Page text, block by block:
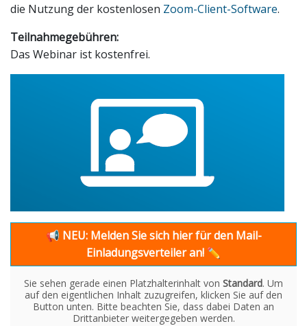
die Nutzung der kostenlosen Zoom-Client-Software.
Teilnahmegebühren:
Das Webinar ist kostenfrei.
📢 NEU: Melden Sie sich hier für den Mail-
Einladungsverteiler an! ✏
Sie sehen gerade einen Platzhalterinhalt von Standard. Um
auf den eigentlichen Inhalt zuzugreifen, klicken Sie auf den
Button unten. Bitte beachten Sie, dass dabei Daten an
Drittanbieter weitergegeben werden.